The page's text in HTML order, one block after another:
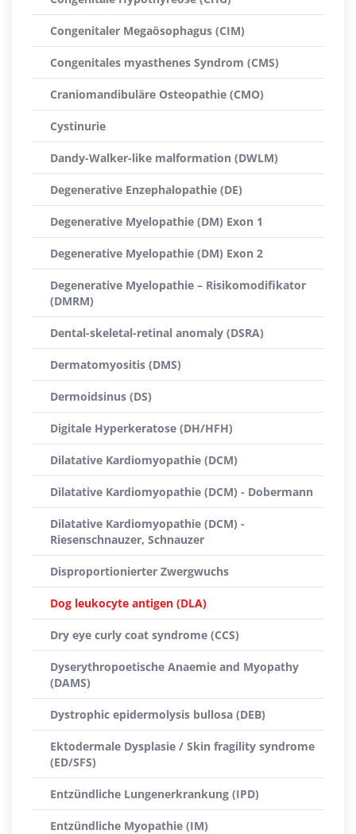
Congenitaler Megaösophagus (CIM)
Congenitales myasthenes Syndrom (CMS)
Craniomandibuläre Osteopathie (CMO)
Cystinurie
Dandy-Walker-like malformation (DWLM)
Degenerative Enzephalopathie (DE)
Degenerative Myelopathie (DM) Exon 1
Degenerative Myelopathie (DM) Exon 2
Degenerative Myelopathie – Risikomodifikator
(DMRM)
Dental-skeletal-retinal anomaly (DSRA)
Dermatomyositis (DMS)
Dermoidsinus (DS)
Digitale Hyperkeratose (DH/HFH)
Dilatative Kardiomyopathie (DCM)
Dilatative Kardiomyopathie (DCM) - Dobermann
Dilatative Kardiomyopathie (DCM) -
Riesenschnauzer, Schnauzer
Disproportionierter Zwergwuchs
Dog leukocyte antigen (DLA)
Dry eye curly coat syndrome (CCS)
Dyserythropoetische Anaemie and Myopathy
(DAMS)
Dystrophic epidermolysis bullosa (DEB)
Ektodermale Dysplasie / Skin fragility syndrome
(ED/SFS)
Entzündliche Lungenerkrankung (IPD)
Entzündliche Myopathie (IM)